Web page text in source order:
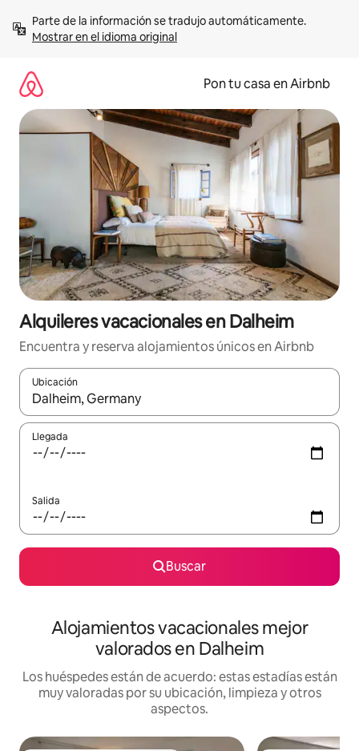
contenidoMostrar en el idioma original
Pon tu casa en Airbnb
Alquileres vacacionales en Dalheim
Encuentra y reserva alojamientos únicos en Airbnb
Ubicación
Cuando los resultados estén disponibles, navega con las
Llegada
Salida
Buscar
Alojamientos vacacionales mejor
valorados en Dalheim
Los huéspedes están de acuerdo: estas estadías están
muy valoradas por su ubicación, limpieza y otros
aspectos.